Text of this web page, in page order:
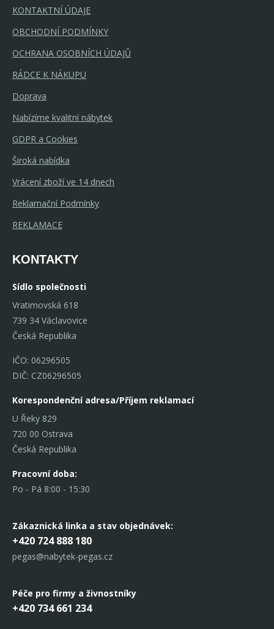
KONTAKTNÍ ÚDAJE
OBCHODNÍ PODMÍNKY
OCHRANA OSOBNÍCH ÚDAJŮ
RÁDCE K NÁKUPU
Doprava
Nabízíme kvalitní nábytek
GDPR a Cookies
Široká nabídka
Vrácení zboží ve 14 dnech
Reklamační Podmínky
REKLAMACE
KONTAKTY
Sídlo společnosti
Vratimovská 618
739 34 Václavovice
Česká Republika
IČO: 06296505
DIČ: CZ06296505
Korespondenční adresa/Příjem reklamací
U Řeky 829
720 00 Ostrava
Česká Republika
Pracovní doba:
Po - Pá 8:00 - 15:30
Zákaznická linka a stav objednávek:
+420 724 888 180
pegas@nabytek-pegas.cz
Péče pro firmy a živnostníky
+420 734 661 234